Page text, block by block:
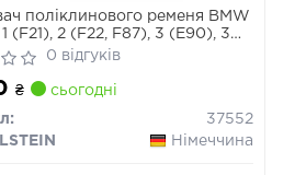
поліклинового ременя BMW
(F21), 2 (F22, F87), 3 (E90), 3
(E92), 3 (E93), 3 (F30, F80), 3
GRAN TURISMO (F34), 4 (F32,
F83) 1.6D/2.0D/3.0D 12.04-
0 відгуків
₴ сьогодні
37552
Німеччина